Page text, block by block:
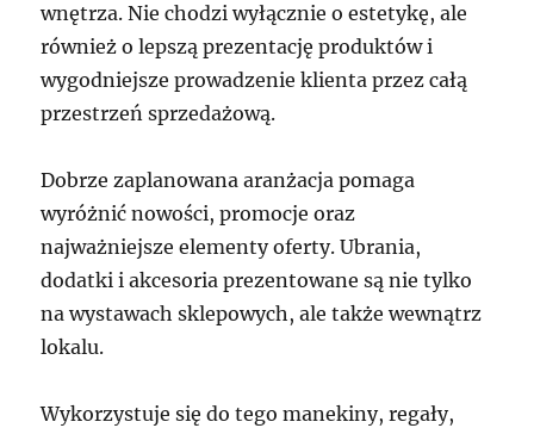
wnętrza. Nie chodzi wyłącznie o estetykę, ale
również o lepszą prezentację produktów i
wygodniejsze prowadzenie klienta przez całą
przestrzeń sprzedażową.
Dobrze zaplanowana aranżacja pomaga
wyróżnić nowości, promocje oraz
najważniejsze elementy oferty. Ubrania,
dodatki i akcesoria prezentowane są nie tylko
na wystawach sklepowych, ale także wewnątrz
lokalu.
Wykorzystuje się do tego manekiny, regały,